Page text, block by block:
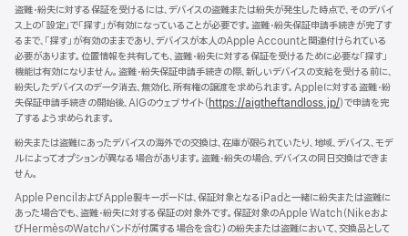
き
ま
す）
ウ
で
開
き
ま
す）
盗難・紛失に対する保証を受けるには、デバイスの盗難または紛失が発生した時点で、そのデバイ
ス上の「設定」で「探す」が有効になっていることが必要です。盗難・紛失保証申請手続きが完了す
るまで、「探す」が有効のままであり、デバイスが本人のApple Accountと関連付けられている
必要があります。位置情報を共有しても、盗難・紛失に対する保証を受けるために必要な「探す」
機能は有効になりません。盗難・紛失保証申請手続きの際、新しいデバイスの支給を受ける前に、
紛失したデバイスのデータ消去、無効化、所有権の譲渡を求められます。Appleに対する盗難・紛
失保証申請手続きの開始後、AIGのウェブサイト（ https://aigtheftandloss.jp/）で申請を完
了するよう求められます。
紛失または盗難にあったデバイスの海外での交換は、在庫が限られていたり、地域、デバイス、モデ
ルによってオプションが異なる場合があります。盗難・紛失の場合、デバイスの同日交換はできま
せん。
Apple PencilおよびApple製キーボードは、保証対象となるiPadと一緒に紛失または盗難に
あった場合でも、盗難・紛失に対する保証の対象外です。保証対象のApple Watch（Nikeおよ
びHermèsのWatchバンドが付属する場合を含む）の紛失または盗難において、交換品として